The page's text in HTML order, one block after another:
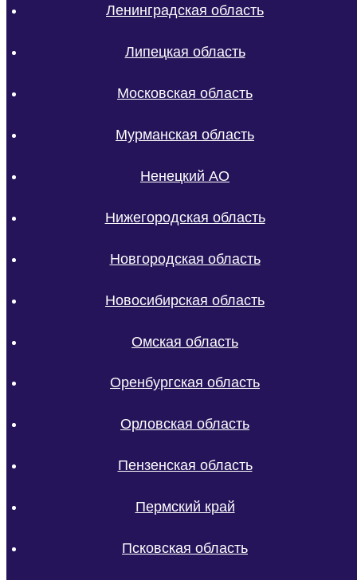
Ленинградская область
Липецкая область
Московская область
Мурманская область
Ненецкий АО
Нижегородская область
Новгородская область
Новосибирская область
Омская область
Оренбургская область
Орловская область
Пензенская область
Пермский край
Псковская область